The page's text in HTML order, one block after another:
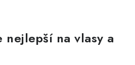
nejlepší na vlasy a